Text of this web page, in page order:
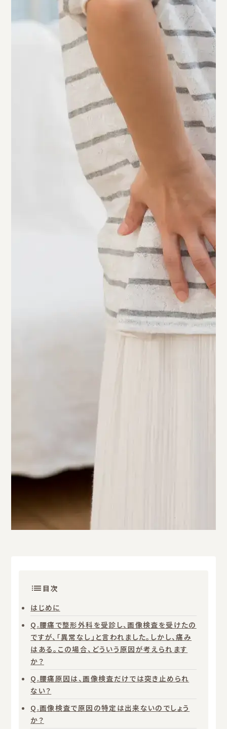
目次
はじめに
Q.腰痛で整形外科を受診し、画像検査を受けたの
ですが、「異常なし」と言われました。しかし、痛み
はある。この場合、どういう原因が考えられます
か？
Q.腰痛原因は、画像検査だけでは突き止められ
ない？
Q.画像検査で原因の特定は出来ないのでしょう
か？